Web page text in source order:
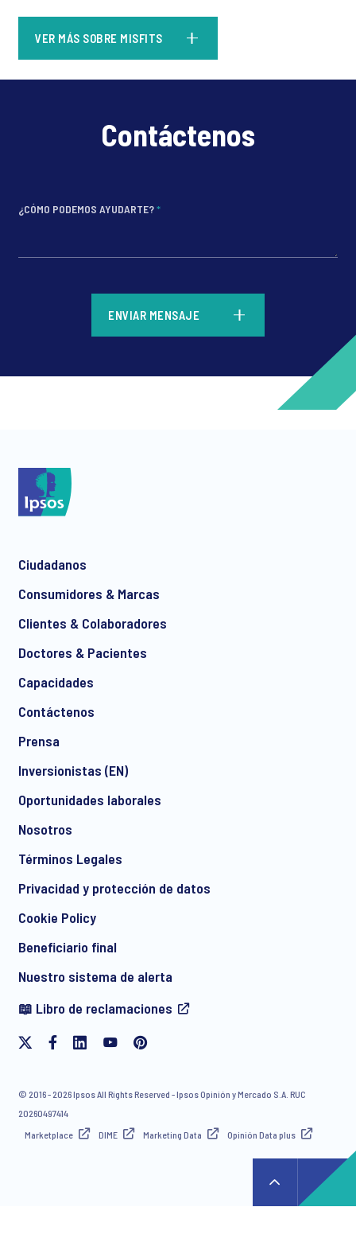
VER MÁS SOBRE MISFITS
Contáctenos
¿CÓMO PODEMOS AYUDARTE?*
communication about products and services including
invitations to free events and articles from Ipsos. You may
ENVIAR MENSAJE
Ciudadanos
Consumidores & Marcas
Clientes & Colaboradores
Doctores & Pacientes
Capacidades
Contáctenos
Prensa
Inversionistas (EN)
Oportunidades laborales
Nosotros
Términos Legales
Privacidad y protección de datos
Cookie Policy
Beneficiario final
Nuestro sistema de alerta
📖 Libro de reclamaciones
© 2016 - 2026 Ipsos All Rights Reserved - Ipsos Opinión y Mercado S.A. RUC
20260497414
Marketplace
DIME Marketing Data Opinión Data plus